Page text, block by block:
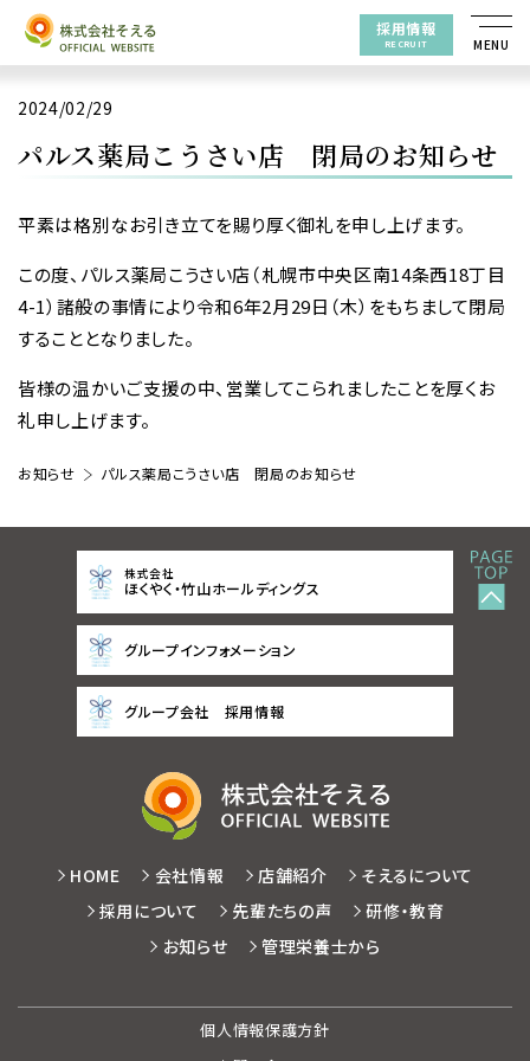
採用情報
RECRUIT
2024/02/29
パルス薬局こうさい店 閉局のお知らせ
平素は格別なお引き立てを賜り厚く御礼を申し上げます。
この度、パルス薬局こうさい店（札幌市中央区南14条西18丁目
4-1）諸般の事情により令和6年2月29日（木）をもちまして閉局
することとなりました。
皆様の温かいご支援の中、営業してこられましたことを厚くお
礼申し上げます。
お知らせ パルス薬局こうさい店 閉局のお知らせ
株式会社
ほくやく・竹山ホールディングス
グループインフォメーション
グループ会社 採用情報
HOME 会社情報 店舗紹介
そえるについて
採用について
先輩たちの声
研修・教育
お知らせ
管理栄養士から
個人情報保護方針